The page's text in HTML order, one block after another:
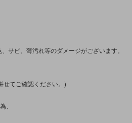
サビ、薄汚れ等のダメージがございます。
せてご確認ください。)
、